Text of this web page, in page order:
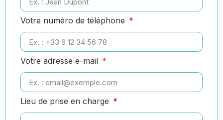
Votre numéro de téléphone
Votre adresse e-mail
Lieu de prise en charge